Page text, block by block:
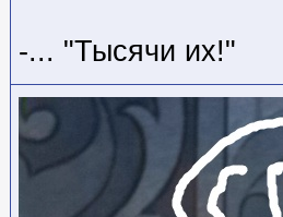
-... "Тысячи их!"